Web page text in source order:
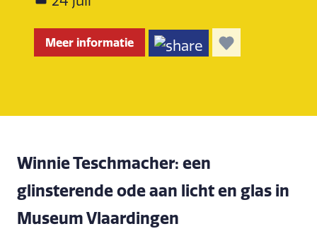
Meer informatie
Winnie Teschmacher: een
glinsterende ode aan licht en glas in
Museum Vlaardingen